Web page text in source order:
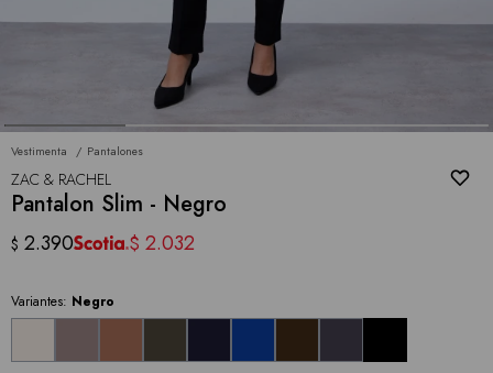
Vestimenta Pantalones
ZAC & RACHEL
Pantalon Slim - Negro
$ 2.390 $ 2.032
Variantes: Negro